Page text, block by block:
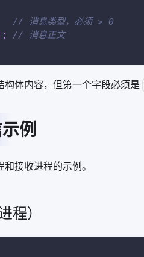
// 消息类型，必须 > 0
;
// 消息正文
体内容，但第一个字段必须是
例
接收进程的示例。
程）